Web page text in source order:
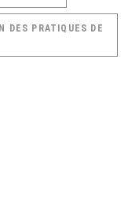
DES PRATIQUES DE